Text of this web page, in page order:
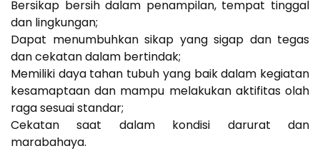
Bersikap bersih dalam penampilan, tempat tinggal
dan lingkungan;
Dapat menumbuhkan sikap yang sigap dan tegas
dan cekatan dalam bertindak;
Memiliki daya tahan tubuh yang baik dalam kegiatan
kesamaptaan dan mampu melakukan aktifitas olah
raga sesuai standar;
Cekatan saat dalam kondisi darurat dan
marabahaya.